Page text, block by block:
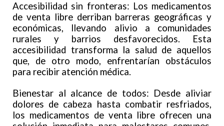
Accesibilidad sin fronteras: Los medicamentos
de venta libre derriban barreras geográficas y
económicas, llevando alivio a comunidades
rurales y barrios desfavorecidos. Esta
accesibilidad transforma la salud de aquellos
que, de otro modo, enfrentarían obstáculos
para recibir atención médica.
Bienestar al alcance de todos: Desde aliviar
dolores de cabeza hasta combatir resfriados,
los medicamentos de venta libre ofrecen una